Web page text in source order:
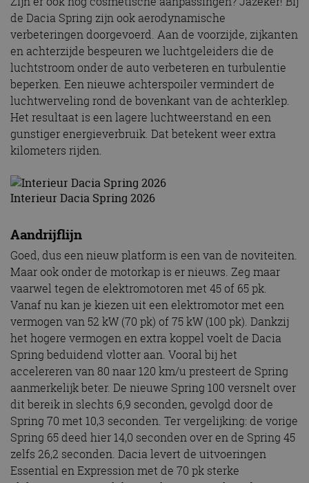
de Dacia Spring zijn ook aerodynamische
verbeteringen doorgevoerd. Aan de voorzijde, zijkanten
en achterzijde bespeuren we luchtgeleiders die de
luchtstroom onder de auto verbeteren en turbulentie
beperken. Een nieuwe achterspoiler vermindert de
luchtwerveling rond de bovenkant van de achterklep.
Het resultaat is een lagere luchtweerstand en een
gunstiger energieverbruik. Dat betekent weer extra
kilometers rijden.
Interieur Dacia Spring 2026
Aandrijflijn
Goed, dus een nieuw platform is een van de noviteiten.
Maar ook onder de motorkap is er nieuws. Zeg maar
vaarwel tegen de elektromotoren met 45 of 65 pk.
Vanaf nu kan je kiezen uit een elektromotor met een
vermogen van 52 kW (70 pk) of 75 kW (100 pk). Dankzij
het hogere vermogen en extra koppel voelt de Dacia
Spring beduidend vlotter aan. Vooral bij het
accelereren van 80 naar 120 km/u presteert de Spring
aanmerkelijk beter. De nieuwe Spring 100 versnelt over
dit bereik in slechts 6,9 seconden, gevolgd door de
Spring 70 met 10,3 seconden. Ter vergelijking: de vorige
Spring 65 deed hier 14,0 seconden over en de Spring 45
zelfs 26,2 seconden. Dacia levert de uitvoeringen
Essential en Expression met de 70 pk sterke